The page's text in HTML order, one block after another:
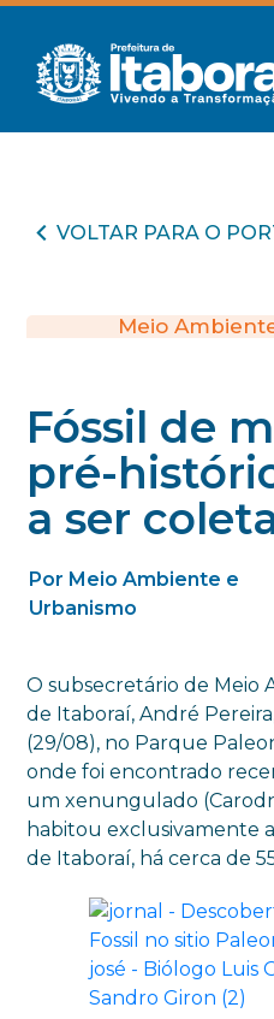
VOLTAR PARA O
Meio
Fóssil de
pré-
a ser
Por Meio Ambiente e
Urbanismo
O subsecretário de Meio
de Itaboraí, André
(29/08), no Parque
onde foi encontrado
um xenungulado
habitou exclusivamente
de Itaboraí, há cerca de